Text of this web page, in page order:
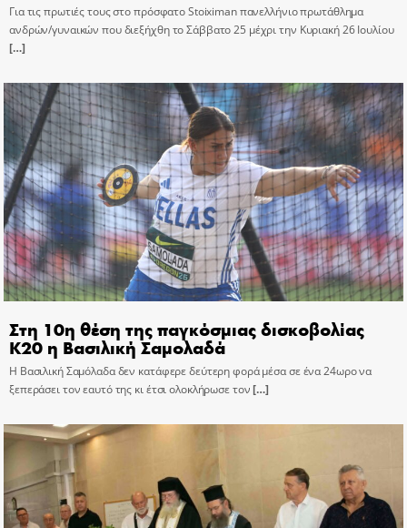
Για τις πρωτιές τους στο πρόσφατο Stoiximan πανελλήνιο πρωτάθλημα
ανδρών/γυναικών που διεξήχθη το Σάββατο 25 μέχρι την Κυριακή 26 Ιουλίου
[…]
Στη 10η θέση της παγκόσμιας δισκοβολίας
Κ20 η Βασιλική Σαμολαδά
Η Βασιλική Σαμόλαδα δεν κατάφερε δεύτερη φορά μέσα σε ένα 24ωρο να
ξεπεράσει τον εαυτό της κι έτσι ολοκλήρωσε τον[…]